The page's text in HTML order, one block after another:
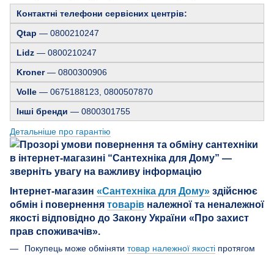
Контактні телефони сервісних центрів:
Qtap — 0800210247
Lidz — 0800210247
Kroner— 0800300906
Volle — 0675188123, 0800507870
Інші бренди — 0800301755
Детальніше про гарантію
Інтернет-магазин «Сантехніка для Дому» здійснює
обмін і повернення товарів належної та неналежної
якості відповідно до Закону України «Про захист
прав споживачів».
Покупець може обміняти товар належної якості протягом